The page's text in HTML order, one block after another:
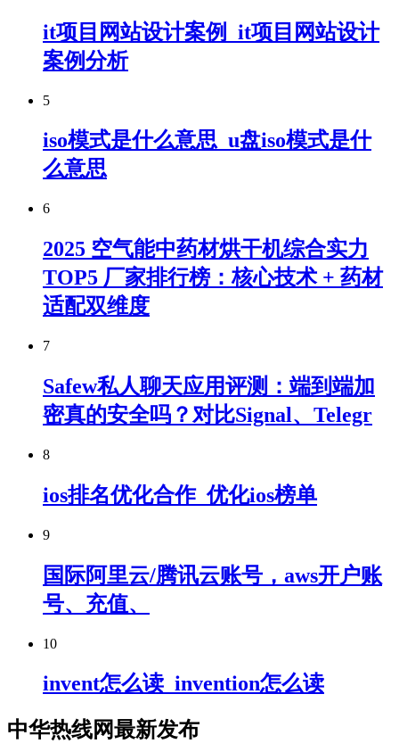
it项目网站设计案例_it项目网站设计
案例分析
5
iso模式是什么意思_u盘iso模式是什
么意思
6
2025 空气能中药材烘干机综合实力
TOP5 厂家排行榜：核心技术 + 药材
适配双维度
7
Safew私人聊天应用评测：端到端加
密真的安全吗？对比Signal、Telegr
8
ios排名优化合作_优化ios榜单
9
国际阿里云/腾讯云账号，aws开户账
号、充值、
10
invent怎么读_invention怎么读
中华热线网最新发布